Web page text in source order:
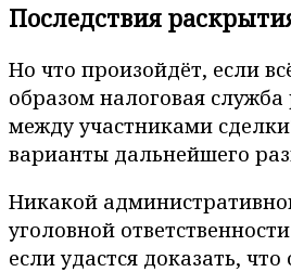
Последствия
Но что произойдёт, если
образом налоговая служба
между участниками
варианты дальнейшего
Никакой
уголовной
если удастся доказать,